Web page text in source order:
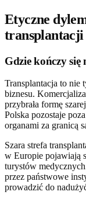
Etyczne
transplantacji
Gdzie kończy się
Transplantacja to nie
biznesu.
przybrała formę
Polska pozostaje
organami za granicą
Szara strefa
w Europie pojawiają
turystów
przez państwowe
prowadzić do